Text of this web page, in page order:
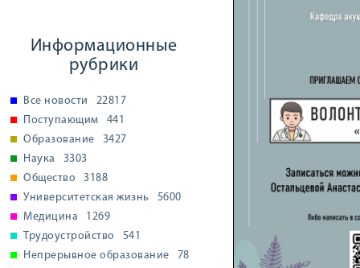
Информационные
рубрики
Все новости
22817
Поступающим
441
Образование
3427
Наука
3303
Общество
3188
Университетская жизнь
5600
Медицина
1269
Трудоустройство
541
Непрерывное образование
78